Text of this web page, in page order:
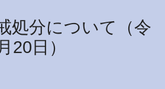
処分について（令
20日）